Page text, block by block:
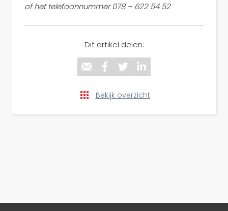
of het telefoonnummer 078 – 622 54 52
Dit artikel delen:
Bekijk overzicht